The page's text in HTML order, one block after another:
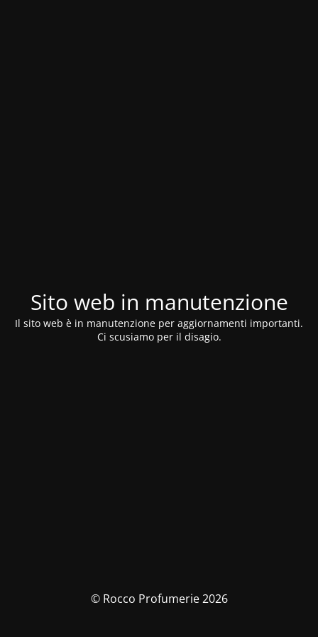
Sito web in manutenzione
Il sito web è in manutenzione per aggiornamenti importanti.
Ci scusiamo per il disagio.
© Rocco Profumerie 2026